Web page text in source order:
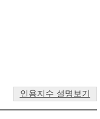
인용지수 설명보기